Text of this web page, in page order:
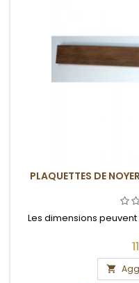
PLAQUETTES DE
Les dimensions
